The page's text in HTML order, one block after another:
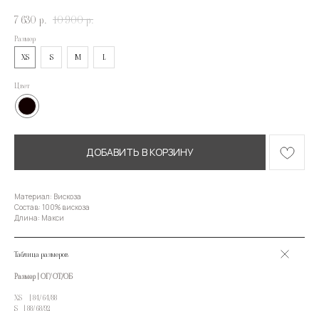
7 630 р. 10 900 р.
Размер
XS
S M L
Цвет
ДОБАВИТЬ В КОРЗИНУ
Материал: Вискоза
Состав: 100% вискоза
Длина: Макси
Таблица размеров
Размер | ОГ/ ОТ/ОБ
XS | 84/ 64/88
S | 88/ 68/92